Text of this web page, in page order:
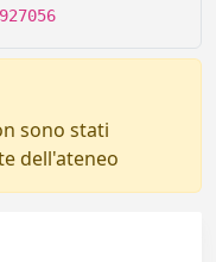
sono stati
dell'ateneo